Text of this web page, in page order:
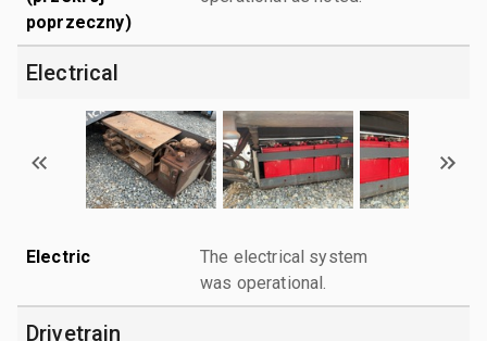
poprzeczny)
Electrical
Electric
The electrical system
was operational.
Drivetrain